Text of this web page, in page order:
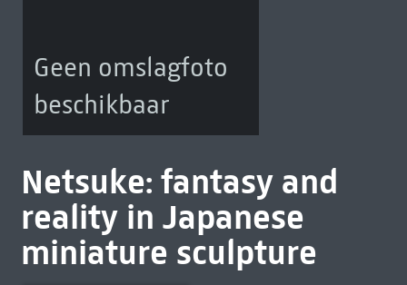
Geen omslagfoto
beschikbaar
Netsuke: fantasy and
reality in Japanese
miniature sculpture